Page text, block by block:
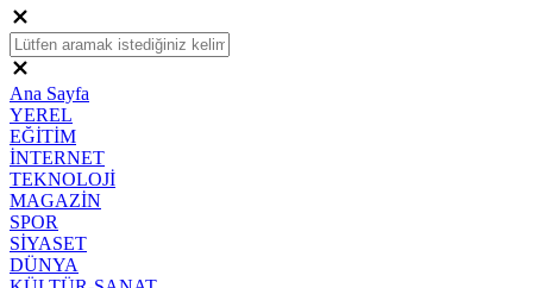
Ana Sayfa
YEREL
EĞİTİM
İNTERNET
TEKNOLOJİ
MAGAZİN
SPOR
SİYASET
DÜNYA